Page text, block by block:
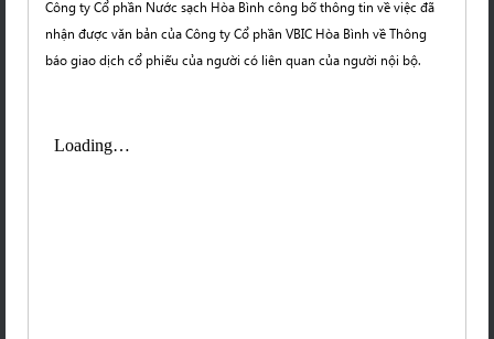
Công ty Cổ phần Nước sạch Hòa Bình công bố thông tin về việc đã
nhận được văn bản của Công ty Cổ phần VBIC Hòa Bình về Thông
báo giao dịch cổ phiếu của người có liên quan của người nội bộ.